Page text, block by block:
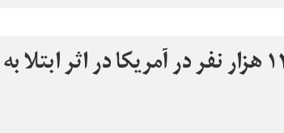
دانشگاه واشینگتن: تا نیمه تابستان،‌ ۱۴۵ هزار نفر در آمریکا در اثر ابتلا به